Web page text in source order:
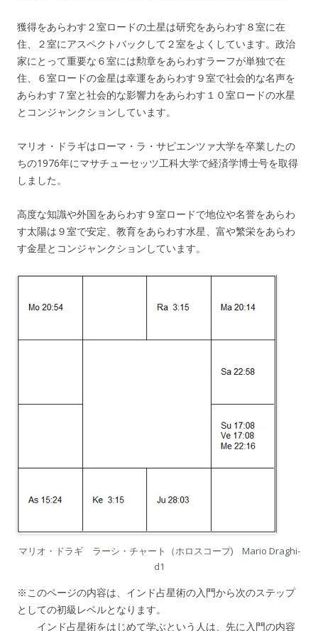
獲得をあらわす２室ロードの土星は研究をあらわす８室に在
住、２室にアスペクトバックして２室をよくしています。政治
家にとって重要な６室には勲章をあらわすラーフが単独で在
住、６室ロードの金星は幸運をあらわす９室で社会的な名声を
あらわす７室と社会的な影響力をあらわす１０室ロードの水星
とコンジャンクションしています。
マリオ・ドラギはローマ・ラ・サピエンツァ大学を卒業したの
ちの1976年にマサチューセッツ工科大学で経済学博士号を取得
しました。
高度な知識や外国をあらわす９室ロードで地位や名誉をあらわ
す太陽は９室で安定、教育をあらわす水星、富や繁栄をあらわ
す金星とコンジャンクションしています。
マリオ・ドラギ ラーシ・チャート（ホロスコープ) Mario Draghi-
d1
※このページの内容は、インド占星術の入門から次のステップ
としての初級レベルとなります。
インド占星術をはじめて学ぶという人は、先に入門の内容